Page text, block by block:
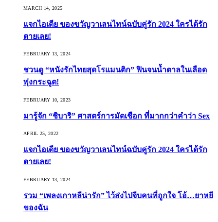
MARCH 14, 2025
แจกไอเดีย ของขวัญวาเลนไทน์ฉบับคู่รัก 2024 ใครได้รัก
ตายเลย!
FEBRUARY 13, 2024
ชวนดู “หนังรักไทยสุดโรแมนติก” ฟินจนน้ำตาลในเลือด
พุ่งกระฉูด!
FEBRUARY 10, 2023
มารู้จัก “ชิบาริ” ศาสตร์การมัดเชือก ที่มากกว่าคำว่า Sex
APRIL 25, 2022
แจกไอเดีย ของขวัญวาเลนไทน์ฉบับคู่รัก 2024 ใครได้รัก
ตายเลย!
FEBRUARY 13, 2024
รวม “เพลงเกาหลีน่ารัก” ไว้ส่งไปจีบคนที่ถูกใจ โอ้…ยาหยี
ของฉัน